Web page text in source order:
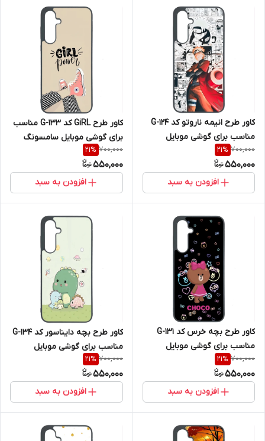
کاور طرح انیمه ناروتو کد G-124
مناسب برای گوشی موبایل
سامسونگ Galaxy A36
700,000
21%
550,000
افزودن به سبد
کاور طرح GiRL کد G-133 مناسب
برای گوشی موبایل سامسونگ
Galaxy A36
700,000
21%
550,000
افزودن به سبد
کاور طرح بچه خرس کد G-131
مناسب برای گوشی موبایل
سامسونگ Galaxy A36
700,000
21%
550,000
افزودن به سبد
کاور طرح بچه دایناسور کد G-134
مناسب برای گوشی موبایل
سامسونگ Galaxy A36
700,000
21%
550,000
افزودن به سبد